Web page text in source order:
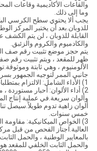
والقاعات الأكاديمية وقاعات
وما إلى ذلك.
يجب ألا يحتوي سطح الكرسي
للذوبان.بعد أن يختبر المركز
القابلة للذوبان ، لن يتم
والكادميوم والكروم والزئبق.
يتم حجز موضع تثبيت رقم صف
ظهر للمقعد ، ويتم تثبيت رقم
الألومنيوم ، وهي ثابتة
جانبي الممر لتوجيه الجمهور
1) الأداء الشامل: الالتزام بمتطلبات "مقاعد الجمهور بالملعب الرياضي".
2) أداء الألوان: أحبار مستوردة
وألوان سريعة.في عملية إنتاج
خمس سنوات.
3) الخواص الميكانيكية:
العالية.اجتاز الفحص من قبل